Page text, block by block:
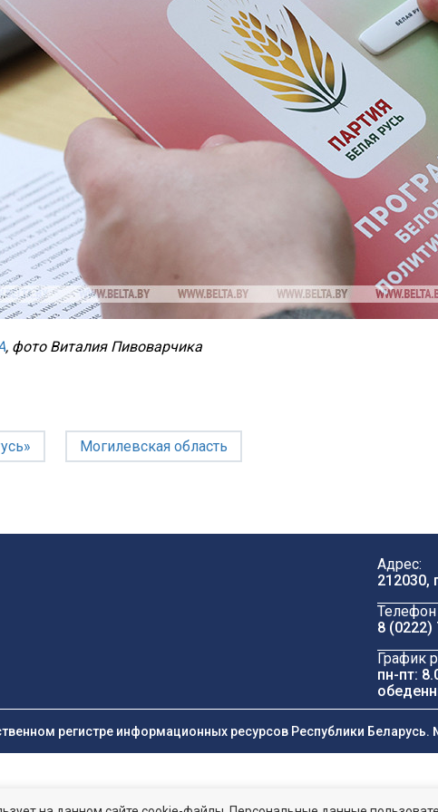
, фото Виталия Пивоварчика
Могилевская область
Адрес:
212030,
Телефон
8 (0222)
График
пн-пт:
регистре информационных ресурсов Республики Беларусь.